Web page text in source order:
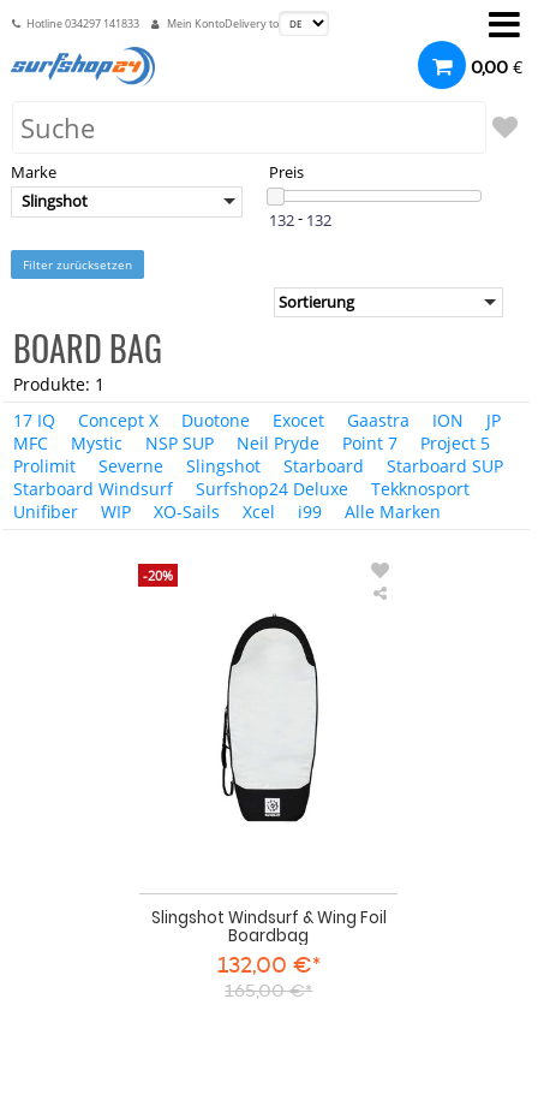
Hotline034297 141833 Mein KontoDelivery to
0,00 €
Marke
Slingshot
Preis
-
Filter zurücksetzen
BOARD BAG
Produkte: 1
17 IQ
Concept X Duotone Exocet Gaastra ION
JP
MFC
Mystic NSP SUP Neil Pryde Point 7
Project 5
Prolimit
Severne Slingshot Starboard
Starboard SUP
Starboard Windsurf
Surfshop24 Deluxe
Tekknosport
Unifiber
WIP XO-Sails Xcel i99 Alle Marken
-20%
Slingshot Windsurf & Wing Foil
Boardbag
132,00 €*
165,00 €*